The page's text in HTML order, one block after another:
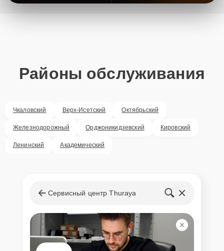
Районы обслуживания
Чкаловский Верх-Исетский Октябрьский
Железнодорожный Орджоникидзевский Кировский
Ленинский Академический
Сервисный центр Thuraya